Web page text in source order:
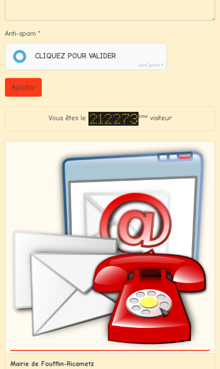
Anti-spam
CLIQUEZ POUR VALIDER
IconCaptcha ©
Ajouter
Vous êtes le èmevisiteur
Mairie de Foufflin-Ricametz